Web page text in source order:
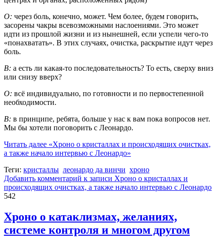
О: через боль, конечно, может. Чем более, будем говорить,
засорены чакры всевозможными наслоениями. Это может
идти из прошлой жизни и из нынешней, если успели чего-то
«понахватать». В этих случаях, очистка, раскрытие идут через
боль.
В: а есть ли какая-то последовательность? То есть, сверху вниз
или снизу вверх?
О: всё индивидуально, по готовности и по первостепенной
необходимости.
В: в принципе, ребята, больше у нас к вам пока вопросов нет.
Мы бы хотели поговорить с Леонардо.
Читать далее «Хроно о кристаллах и происходящих очистках,
а также начало интервью с Леонардо»
Теги: кристаллы леонардо да винчи хроно
Добавить комментарий к записи Хроно о кристаллах и
происходящих очистках, а также начало интервью с Леонардо
542
Хроно о катаклизмах, желаниях,
системе контроля и многом другом